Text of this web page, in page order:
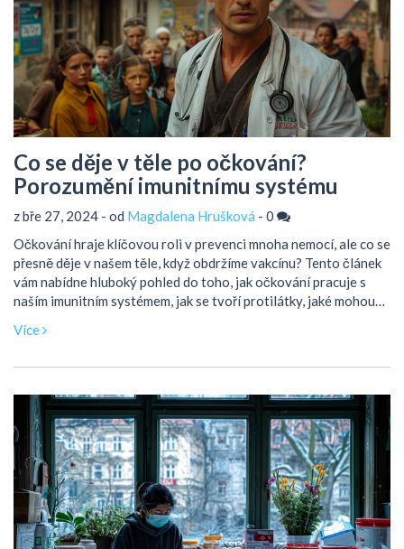
Co se děje v těle po očkování?
Porozumění imunitnímu systému
z bře 27, 2024 - od Magdalena Hrušková - 0
Očkování hraje klíčovou roli v prevenci mnoha nemocí, ale co se
přesně děje v našem těle, když obdržíme vakcínu? Tento článek
vám nabídne hluboký pohled do toho, jak očkování pracuje s
naším imunitním systémem, jak se tvoří protilátky, jaké mohou
užitečné informace a tipy, které vám pomohou lépe porozumět
Více